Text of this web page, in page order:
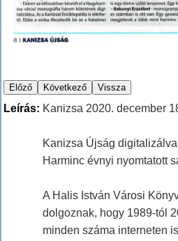
Leírás: Kanizsa 2020. december
Kanizsa Újság digitalizálva
Harminc évnyi nyomtatott
A Halis István Városi
dolgoznak, hogy 1989-tól
minden száma interneten